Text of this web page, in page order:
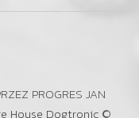
PROGRES JAN
House Dogtronic ©